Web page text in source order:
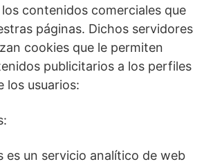
contenidos comerciales que
páginas. Dichos servidores
cookies que le permiten
publicitarios a los perfiles
los usuarios:
es un servicio analítico de web